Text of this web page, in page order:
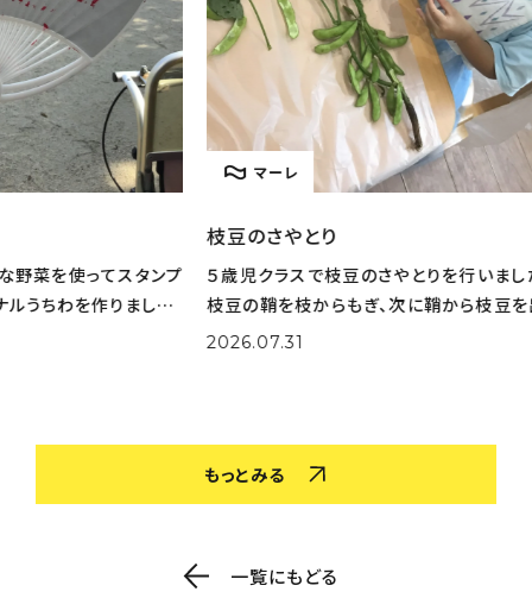
ンプ
た。
マーレ
５歳児クラスで枝豆のさやとりを行いました。 まずは
枝豆の鞘を枝からもぎ、次に鞘から枝豆を出してくれ
ました。 大量の鞘から豆を一生懸命取り出してくれま
とう
りた
もっとみる
一覧にもどる